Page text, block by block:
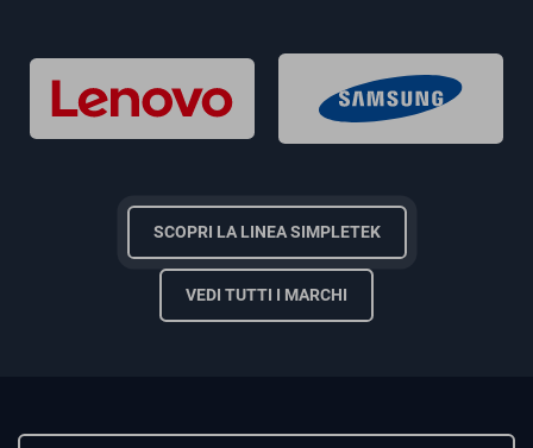
SCOPRI LA LINEA SIMPLETEK
VEDI TUTTI I MARCHI